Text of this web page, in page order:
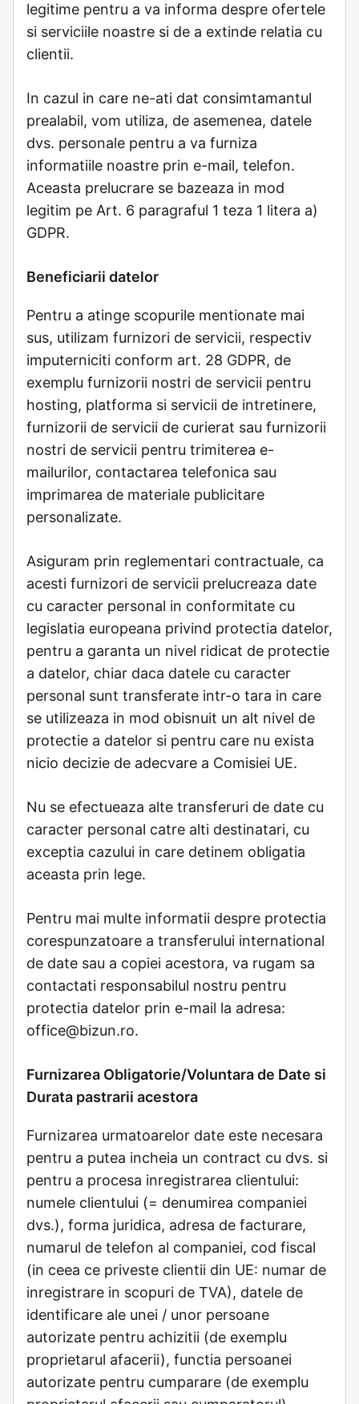
legitime pentru a va informa despre ofertele
si serviciile noastre si de a extinde relatia cu
clientii.
In cazul in care ne-ati dat consimtamantul
prealabil, vom utiliza, de asemenea, datele
dvs. personale pentru a va furniza
informatiile noastre prin e-mail, telefon.
Aceasta prelucrare se bazeaza in mod
legitim pe Art. 6 paragraful 1 teza 1 litera a)
GDPR.
Beneficiarii datelor
Pentru a atinge scopurile mentionate mai
sus, utilizam furnizori de servicii, respectiv
imputerniciti conform art. 28 GDPR, de
exemplu furnizorii nostri de servicii pentru
hosting, platforma si servicii de intretinere,
furnizorii de servicii de curierat sau furnizorii
nostri de servicii pentru trimiterea e-
mailurilor, contactarea telefonica sau
imprimarea de materiale publicitare
personalizate.
Asiguram prin reglementari contractuale, ca
acesti furnizori de servicii prelucreaza date
cu caracter personal in conformitate cu
legislatia europeana privind protectia datelor,
pentru a garanta un nivel ridicat de protectie
a datelor, chiar daca datele cu caracter
personal sunt transferate intr-o tara in care
se utilizeaza in mod obisnuit un alt nivel de
protectie a datelor si pentru care nu exista
nicio decizie de adecvare a Comisiei UE.
Nu se efectueaza alte transferuri de date cu
caracter personal catre alti destinatari, cu
exceptia cazului in care detinem obligatia
aceasta prin lege.
Pentru mai multe informatii despre protectia
corespunzatoare a transferului international
de date sau a copiei acestora, va rugam sa
contactati responsabilul nostru pentru
protectia datelor prin e-mail la adresa:
office@bizun.ro.
Furnizarea Obligatorie/Voluntara de Date si
Durata pastrarii acestora
Furnizarea urmatoarelor date este necesara
pentru a putea incheia un contract cu dvs. si
pentru a procesa inregistrarea clientului:
numele clientului (= denumirea companiei
dvs.), forma juridica, adresa de facturare,
numarul de telefon al companiei, cod fiscal
(in ceea ce priveste clientii din UE: numar de
inregistrare in scopuri de TVA), datele de
identificare ale unei / unor persoane
autorizate pentru achizitii (de exemplu
proprietarul afacerii), functia persoanei
autorizate pentru cumparare (de exemplu